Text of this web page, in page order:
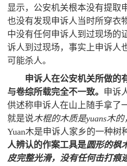
显示，公安机关根本没有提取
也没有发现申诉人当时所穿衣
中没有任何申诉人到过现场的
诉人到过现场，事实上申诉人
可能杀人。
申诉人在公安机关所做的
与卷综所载完全不一致。 申诉
供述称申诉人在山上随手拿了
就是说木棍的木质是yuans木的
Yuan木是申诉人家乡的一种树
人辨认的作案工具是圆形的枫
皮完整光滑，没有任何击打痕